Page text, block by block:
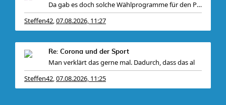
Da gab es doch solche Wählprogramme für den PC (
Steffen42,07.08.2026, 11:27
Re: Corona und der Sport
Man verklärt das gerne mal. Dadurch, dass das al
Steffen42,07.08.2026, 11:25